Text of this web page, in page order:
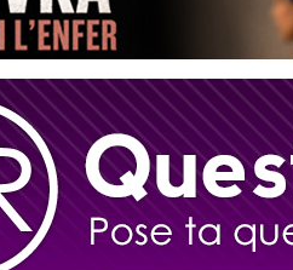
13 personnes
12 nouvelles
30 personnes
Il reste 49
3 personnes
3 personnes